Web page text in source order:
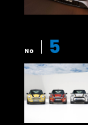
No 5